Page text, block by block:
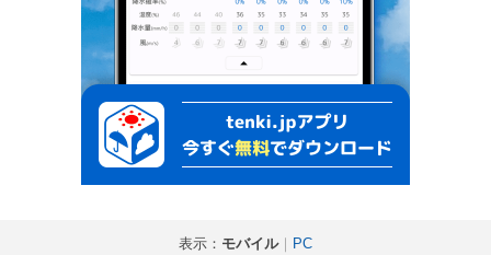
表示： モバイル｜ PC